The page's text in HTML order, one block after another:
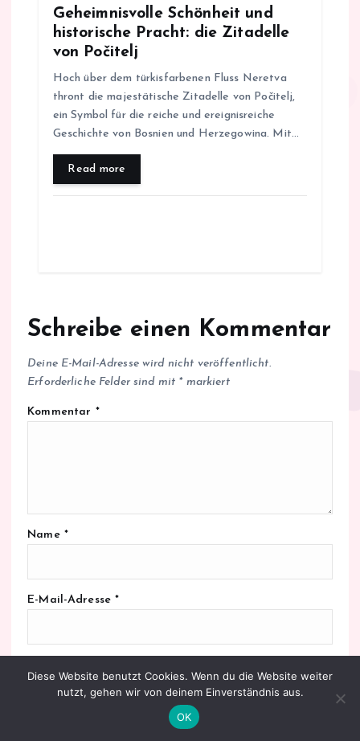
Geheimnisvolle Schönheit und
historische Pracht: die Zitadelle
von Počitelj
Hoch über dem türkisfarbenen Fluss Neretva
thront die majestätische Zitadelle von Počitelj,
ein Symbol für die reiche und ereignisreiche
Geschichte von Bosnien und Herzegowina. Mit…
Read more
Schreibe einen Kommentar
Deine E-Mail-Adresse wird nicht veröffentlicht.
Erforderliche Felder sind mit *markiert
Kommentar *
Name *
E-Mail-Adresse*
Name, E-Mail-Adresse und Website in diesem
Diese Website benutzt Cookies. Wenn du die Website weiter
nutzt, gehen wir von deinem Einverständnis aus.
OK